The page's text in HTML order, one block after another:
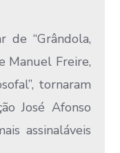
de “Grândola,
Manuel Freire,
tornaram
José Afonso
assinaláveis